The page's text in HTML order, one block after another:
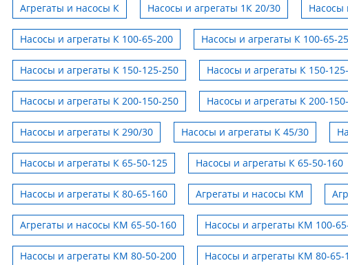
Агрегаты и насосы К Насосы и агрегаты 1К 20/30 Насосы
Насосы и агрегаты К 100-65-200 Насосы и агрегаты К 100-65-
Насосы и агрегаты К 150-125-250 Насосы и агрегаты К 150-
Насосы и агрегаты К 200-150-250 Насосы и агрегаты К 200-
Насосы и агрегаты К 290/30 Насосы и агрегаты К 45/30
Насосы и агрегаты К 65-50-125 Насосы и агрегаты К 65-50-160
Насосы и агрегаты К 80-65-160 Агрегаты и насосы КМ
Агрегаты и насосы КМ 65-50-160 Насосы и агрегаты КМ 100-
Насосы и агрегаты КМ 80-50-200 Насосы и агрегаты КМ 80-65-